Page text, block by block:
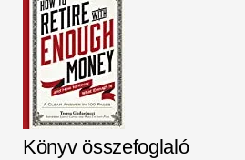
Könyv összefoglaló